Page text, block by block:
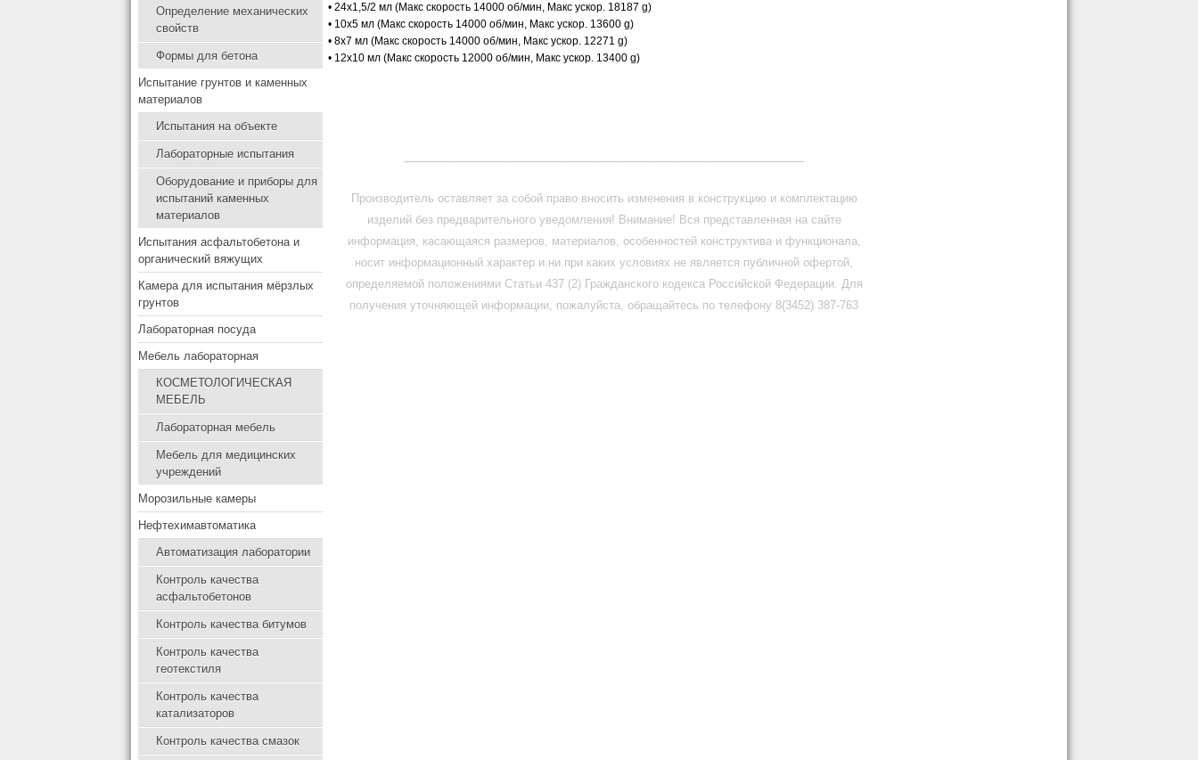
Определение механических
свойств
Формы для бетона
Испытание грунтов и каменных
материалов
Испытания на объекте
Лабораторные испытания
Оборудование и приборы для
испытаний каменных
материалов
Испытания асфальтобетона и
органический вяжущих
Камера для испытания мёрзлых
грунтов
Лабораторная посуда
Мебель лабораторная
КОСМЕТОЛОГИЧЕСКАЯ
МЕБЕЛЬ
Лабораторная мебель
Мебель для медицинских
учреждений
Морозильные камеры
Нефтехимавтоматика
Автоматизация лаборатории
Контроль качества
асфальтобетонов
Контроль качества битумов
Контроль качества
геотекстиля
Контроль качества
катализаторов
Контроль качества смазок
• 24х1,5/2 мл (Макс скорость 14000 об/мин, Макс ускор. 18187 g)
• 10х5 мл (Макс скорость 14000 об/мин, Макс ускор. 13600 g)
• 8х7 мл (Макс скорость 14000 об/мин, Макс ускор. 12271 g)
• 12х10 мл (Макс скорость 12000 об/мин, Макс ускор. 13400 g)
Производитель оставляет за собой право вносить изменения в конструкцию и комплектацию
изделий без предварительного уведомления! Внимание! Вся представленная на сайте
информация, касающаяся размеров, материалов, особенностей конструктива и функционала,
носит информационный характер и ни при каких условиях не является публичной офертой,
определяемой положениями Статьи 437 (2) Гражданского кодекса Российской Федерации. Для
получения уточняющей информации, пожалуйста, обращайтесь по телефону 8(3452) 387-763